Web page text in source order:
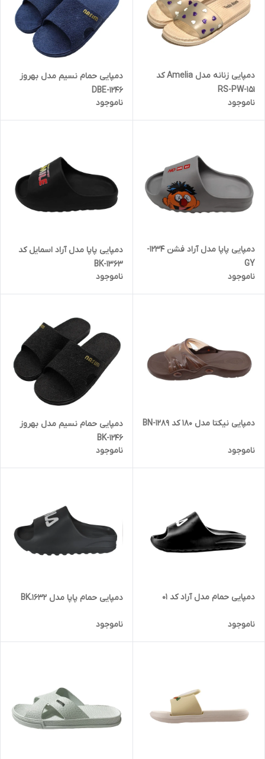
دمپایی زنانه مدل Amelia کد
RS-PW-151
ناموجود
دمپایی حمام نسیم مدل بهروز
1246-DBE
ناموجود
دمپایی پاپا مدل آراد فشن 1234-
GY
ناموجود
دمپایی پاپا مدل آراد اسمایل کد
1363-BK
ناموجود
دمپایی نیکتا مدل 180 کد 1289-BN
ناموجود
دمپایی حمام نسیم مدل بهروز
1246-BK
ناموجود
دمپایی حمام مدل آراد کد 01
ناموجود
دمپایی حمام پاپا مدل BK.1632
ناموجود